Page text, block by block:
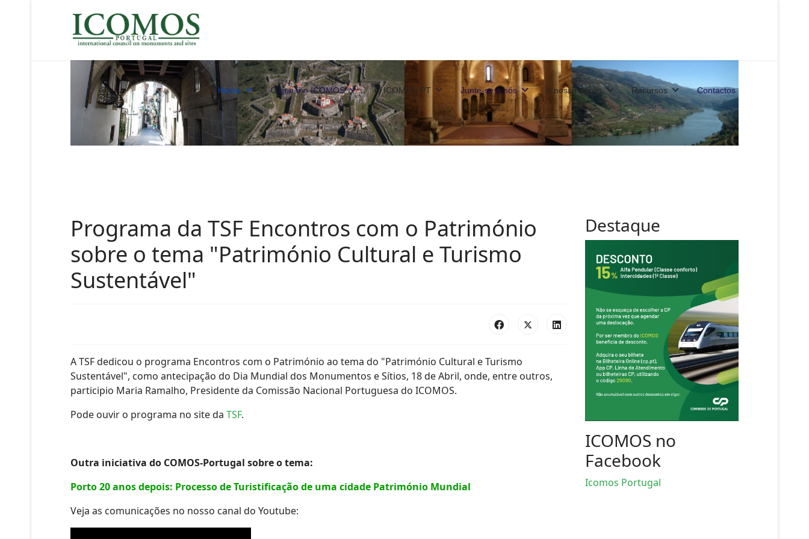
Home O que é o ICOMOS O ICOMOS PT Junte-se a nós A nossa acção Recursos Contactos
Programa da TSF Encontros com o Património
sobre o tema "Património Cultural e Turismo
Sustentável"
A TSF dedicou o programa Encontros com o Património ao tema do "Património Cultural e Turismo
Sustentável", como antecipação do Dia Mundial dos Monumentos e Sítios, 18 de Abril, onde, entre outros,
participio Maria Ramalho, Presidente da Comissão Nacional Portuguesa do ICOMOS.
Pode ouvir o programa no site da TSF.
Outra iniciativa do COMOS-Portugal sobre o tema:
Porto 20 anos depois: Processo de Turistificação de uma cidade Património Mundial
Veja as comunicações no nosso canal do Youtube:
Destaque
ICOMOS no
Facebook
Icomos Portugal